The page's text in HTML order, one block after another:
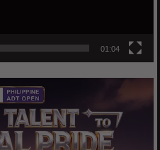
01:04